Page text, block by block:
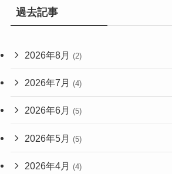
過去記事
2026年8月 (2)
2026年7月 (4)
2026年6月 (5)
2026年5月 (5)
2026年4月 (4)